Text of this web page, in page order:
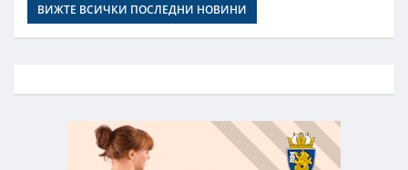
ВИЖТЕ ВСИЧКИ ПОСЛЕДНИ НОВИНИ